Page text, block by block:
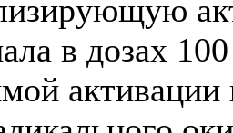
в дозах
активации